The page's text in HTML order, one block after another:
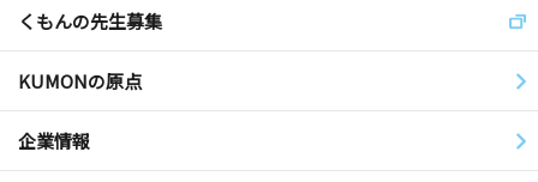
くもんの先生募集
KUMONの原点
企業情報